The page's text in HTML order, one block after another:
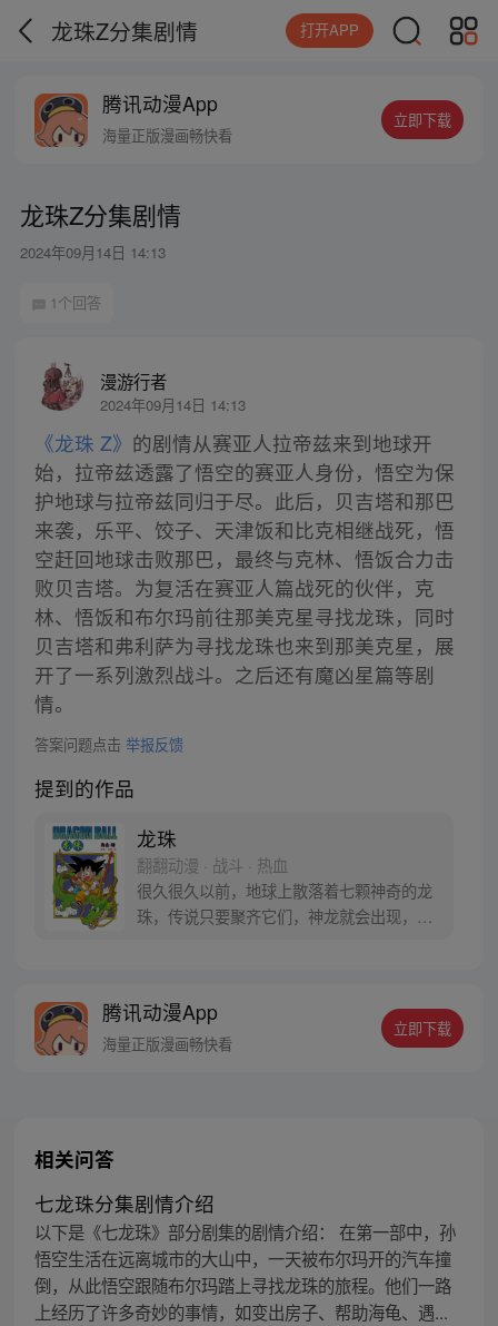
龙珠Z分集剧情 打开APP
腾讯动漫App
海量正版漫画畅快看
立即下载
龙珠Z分集剧情
2024年09月14日 14:13
1个回答
漫游行者
2024年09月14日 14:13
《龙珠 Z》 的剧情从赛亚人拉帝兹来到地球开
始，拉帝兹透露了悟空的赛亚人身份，悟空为保
护地球与拉帝兹同归于尽。此后，贝吉塔和那巴
来袭，乐平、饺子、天津饭和比克相继战死，悟
空赶回地球击败那巴，最终与克林、悟饭合力击
败贝吉塔。为复活在赛亚人篇战死的伙伴，克
林、悟饭和布尔玛前往那美克星寻找龙珠，同时
贝吉塔和弗利萨为寻找龙珠也来到那美克星，展
开了一系列激烈战斗。之后还有魔凶星篇等剧
情。
答案问题点击 举报反馈
提到的作品
龙珠
翻翻动漫 · 战斗 · 热血
很久很久以前，地球上散落着七颗神奇的龙
珠，传说只要聚齐它们，神龙就会出现，并
腾讯动漫App
海量正版漫画畅快看
立即下载
相关问答
七龙珠分集剧情介绍
以下是《七龙珠》部分剧集的剧情介绍： 在第一部中，孙
悟空生活在远离城市的大山中，一天被布尔玛开的汽车撞
倒，从此悟空跟随布尔玛踏上寻找龙珠的旅程。他们一路
上经历了许多奇妙的事情，如变出房子、帮助海龟、遇...